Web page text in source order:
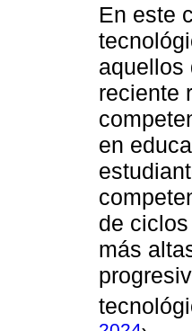
En este
aquellos
reciente
en
de
más